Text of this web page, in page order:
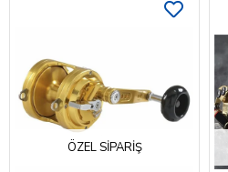
ÖZEL SIPARIŞ